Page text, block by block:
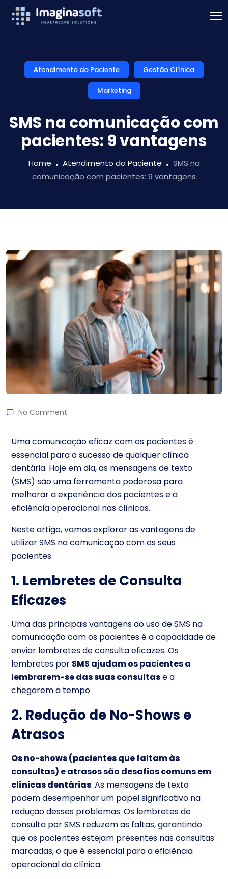
Atendimento do Paciente Gestão Clínica
Marketing
SMS na comunicação com
pacientes: 9 vantagens
Home Atendimento do Paciente
SMS na
comunicação com pacientes: 9 vantagens
No Comment
Uma comunicação eficaz com os pacientes é
essencial para o sucesso de qualquer clínica
dentária. Hoje em dia, as mensagens de texto
(SMS) são uma ferramenta poderosa para
melhorar a experiência dos pacientes e a
eficiência operacional nas clínicas.
Neste artigo, vamos explorar as vantagens de
utilizar SMS na comunicação com os seus
pacientes.
1. Lembretes de Consulta
Eficazes
Uma das principais vantagens do uso de SMS na
comunicação com os pacientes é a capacidade de
enviar lembretes de consulta eficazes. Os
lembretes por SMS ajudam os pacientes a
lembrarem-se das suas consultase a
chegarem a tempo.
2. Redução de No-Shows e
Atrasos
Os no-shows (pacientes que faltam às
consultas) e atrasos são desafios comuns em
clínicas dentárias. As mensagens de texto
podem desempenhar um papel significativo na
redução desses problemas. Os lembretes de
consulta por SMS reduzem as faltas, garantindo
que os pacientes estejam presentes nas consultas
marcadas, o que é essencial para a eficiência
operacional da clínica.